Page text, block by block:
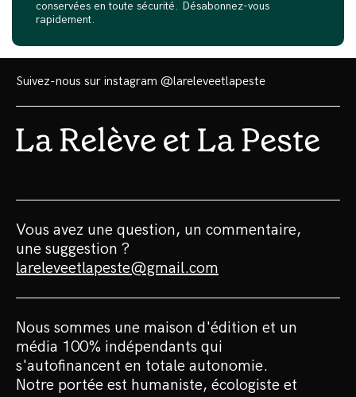
conservées en toute sécurité. Désabonnez-vous
rapidement.
Suivez-nous sur instagram @lareleveetlapeste
Vous avez une question, un commentaire,
une suggestion ?
lareleveetlapeste@gmail.com
Nous sommes une maison d'édition et un
média 100% indépendants qui
s'autofinancent en totale autonomie.
Notre portée est humaniste, écologiste et